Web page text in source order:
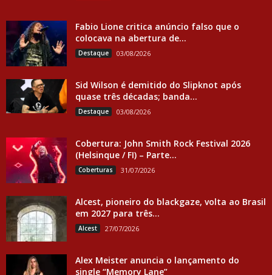
Fabio Lione critica anúncio falso que o
colocava na abertura de...
Destaque 03/08/2026
Sid Wilson é demitido do Slipknot após
quase três décadas; banda...
Destaque 03/08/2026
Cobertura: John Smith Rock Festival 2026
(Helsinque / FI) – Parte...
Coberturas 31/07/2026
Alcest, pioneiro do blackgaze, volta ao Brasil
em 2027 para três...
Alcest 27/07/2026
Alex Meister anuncia o lançamento do
single “Memory Lane”